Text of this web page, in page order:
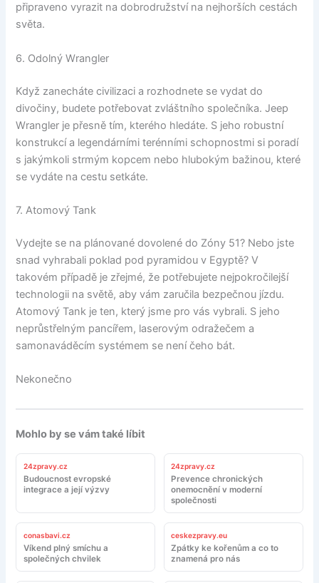
připraveno vyrazit na dobrodružství na nejhorších cestách
světa.
6. Odolný Wrangler
Když zanecháte civilizaci a rozhodnete se vydat do
divočiny, budete potřebovat zvláštního společníka. Jeep
Wrangler je přesně tím, kterého hledáte. S jeho robustní
konstrukcí a legendárními terénními schopnostmi si poradí
s jakýmkoli strmým kopcem nebo hlubokým bažinou, které
se vydáte na cestu setkáte.
7. Atomový Tank
Vydejte se na plánované dovolené do Zóny 51? Nebo jste
snad vyhrabali poklad pod pyramidou v Egyptě? V
takovém případě je zřejmé, že potřebujete nejpokročilejší
technologii na světě, aby vám zaručila bezpečnou jízdu.
Atomový Tank je ten, který jsme pro vás vybrali. S jeho
neprůstřelným pancířem, laserovým odražečem a
samonaváděcím systémem se není čeho bát.
Nekonečno
Mohlo by se vám také líbit
24zpravy.cz
Budoucnost evropské
integrace a její výzvy
24zpravy.cz
Prevence chronických
onemocnění v moderní
společnosti
conasbavi.cz
Víkend plný smíchu a
společných chvilek
ceskezpravy.eu
Zpátky ke kořenům a co to
znamená pro nás